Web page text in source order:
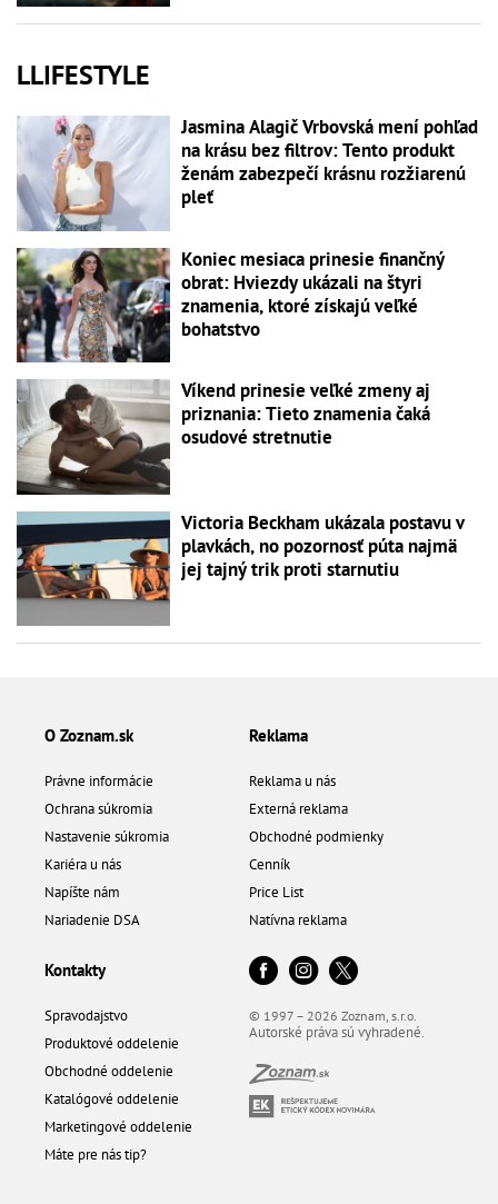
LLIFESTYLE
Jasmina Alagič Vrbovská mení pohľad
na krásu bez filtrov: Tento produkt
ženám zabezpečí krásnu rozžiarenú
pleť
Koniec mesiaca prinesie finančný
obrat: Hviezdy ukázali na štyri
znamenia, ktoré získajú veľké
bohatstvo
Víkend prinesie veľké zmeny aj
priznania: Tieto znamenia čaká
osudové stretnutie
Victoria Beckham ukázala postavu v
plavkách, no pozornosť púta najmä
jej tajný trik proti starnutiu
O Zoznam.sk
Právne informácie
Ochrana súkromia
Nastavenie súkromia
Kariéra u nás
Napíšte nám
Nariadenie DSA
Reklama
Reklama u nás
Externá reklama
Obchodné podmienky
Cenník
Price List
Natívna reklama
Kontakty
Spravodajstvo
Produktové oddelenie
Obchodné oddelenie
Katalógové oddelenie
Marketingové oddelenie
Máte pre nás tip?
© 1997 – 2026 Zoznam, s.r.o.
Autorské práva sú vyhradené.